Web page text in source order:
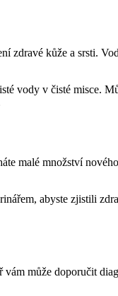
zdravé kůže a srsti.
vody v čisté misce.
malé množství
abyste zjistili
může doporučit